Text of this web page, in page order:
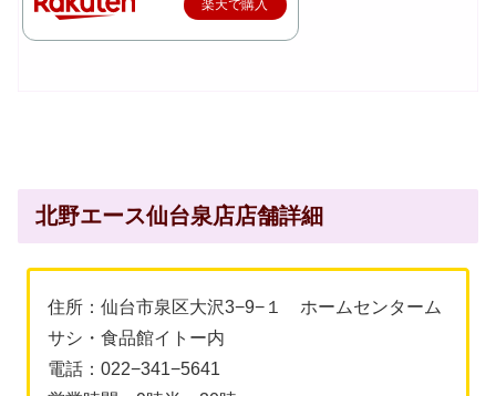
楽天で購入
北野エース仙台泉店店舗詳細
住所：仙台市泉区大沢3−9−１ ホームセンターム
サシ・食品館イトー内
電話：022−341−5641